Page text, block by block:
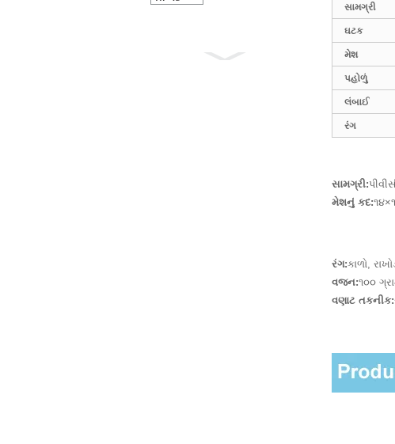
સામગ્રી
ઘટક
મેશ
પહોળું
લંબાઈ
રંગ
સામગ્રી:
મેશનું કદ:
રંગ:કાળો,
વજન:૧૦૦
વણાટ તકનીક: